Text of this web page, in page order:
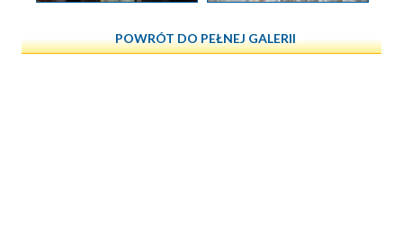
POWRÓT DO PEŁNEJ GALERII